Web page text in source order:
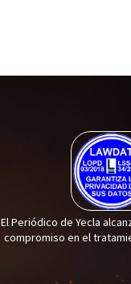
El Periódico de Yecla
compromiso en el